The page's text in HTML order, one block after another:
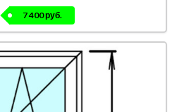
7 400 руб.